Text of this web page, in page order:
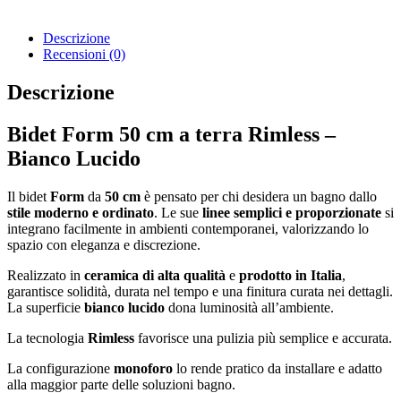
Descrizione
Recensioni (0)
Descrizione
Bidet Form 50 cm a terra Rimless –
Bianco Lucido
Il bidet Form da 50 cm è pensato per chi desidera un bagno dallo
stile moderno e ordinato. Le sue linee semplici e proporzionate si
integrano facilmente in ambienti contemporanei, valorizzando lo
spazio con eleganza e discrezione.
Realizzato in ceramica di alta qualità e prodotto in Italia,
garantisce solidità, durata nel tempo e una finitura curata nei dettagli.
La superficie bianco lucido dona luminosità all’ambiente.
La tecnologia Rimless favorisce una pulizia più semplice e accurata.
La configurazione monoforo lo rende pratico da installare e adatto
alla maggior parte delle soluzioni bagno.